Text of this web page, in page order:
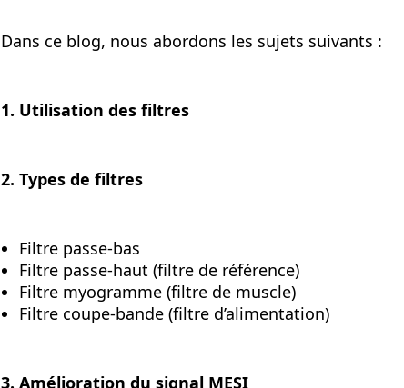
Dans ce blog, nous abordons les sujets suivants :
1. Utilisation des filtres
2. Types de filtres
Filtre passe-bas
Filtre passe-haut (filtre de référence)
Filtre myogramme (filtre de muscle)
Filtre coupe-bande (filtre d’alimentation)
3. Amélioration du signal MESI